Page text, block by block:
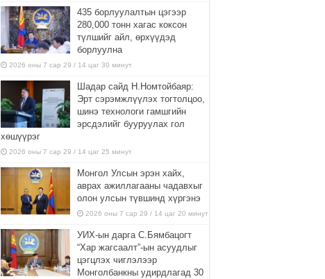
435 борлуулалтын цэгээр
280,000 тонн хагас коксон
түлшийг айл, өрхүүдэд
борлуулна
2026 оны 7 сар 29 / 14 цаг 30 минут
Шадар сайд Н.Номтойбаяр:
Эрт сэрэмжлүүлэх тогтолцоо,
шинэ технологи гамшгийн
эрсдэлийг бууруулах гол
хөшүүрэг
2026 оны 7 сар 29 / 14 цаг 25 минут
Монгол Улсын эрэн хайх,
аврах ажиллагааны чадавхыг
олон улсын түвшинд хүргэнэ
2026 оны 7 сар 29 / 14 цаг 20 минут
УИХ-ын дарга С.Бямбацогт
“Хар жагсаалт”-ын асуудлыг
цэгцлэх чиглэлээр
Монголбанкны удирдлагад 30